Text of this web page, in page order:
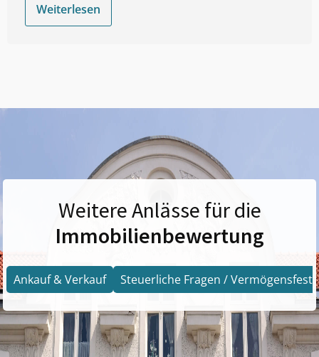
Weiterlesen
Weitere Anlässe für die
Immobilienbewertung
Ankauf & Verkauf Steuerliche Fragen /